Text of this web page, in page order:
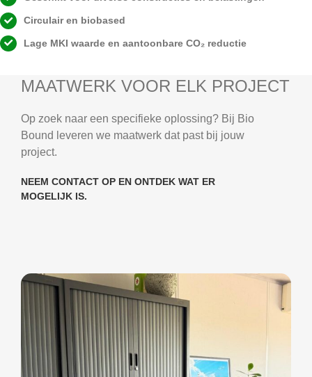
Circulair en biobased
Lage MKI waarde en aantoonbare CO₂ reductie
MAATWERK VOOR ELK PROJECT
Op zoek naar een specifieke oplossing? Bij Bio
Bound leveren we maatwerk dat past bij jouw
project.
NEEM CONTACT OP EN ONTDEK WAT ER
MOGELIJK IS.